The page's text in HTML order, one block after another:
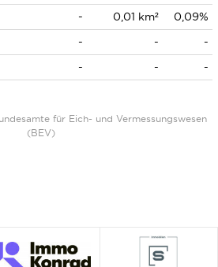
- 0,01 km²
0,09%
- -
-
- - -
für Eich- und Vermessungswesen
(BEV)